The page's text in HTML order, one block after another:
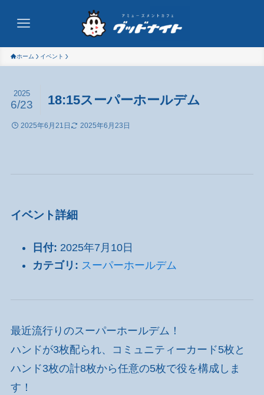
ホーム イベント
18:15スーパーホールデム
2025
6/23
2025年6月21日 2025年6月23日
イベント詳細
日付: 2025年7月10日
カテゴリ: スーパーホールデム
最近流行りのスーパーホールデム！
ハンドが3枚配られ、コミュニティーカード5枚と
ハンド3枚の計8枚から任意の5枚で役を構成しま
す！